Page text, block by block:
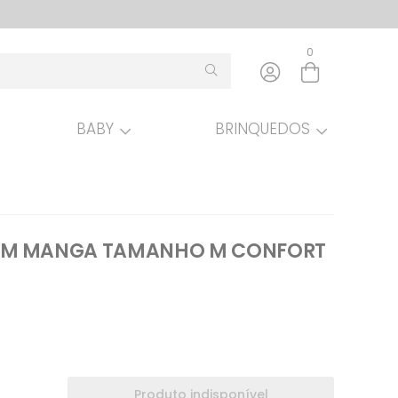
Entre com email ou cpf/cnpj
0
BABY BRINQUEDOS
MANGA TAMANHO M CONFORT